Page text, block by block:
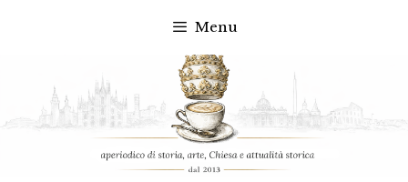
contenuto
Menu